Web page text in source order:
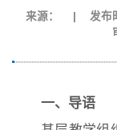
来源： 发布
一、导语